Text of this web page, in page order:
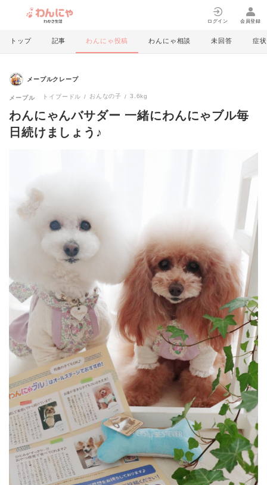
ログイン 会員登録
トップ 記事 わんにゃ投稿 わんにゃ相談 未回答 症状
メープルクレープ
メープル トイプードル おんなの子 3.6kg
わんにゃんバサダー 一緒にわんにゃブル毎
日続けましょう♪